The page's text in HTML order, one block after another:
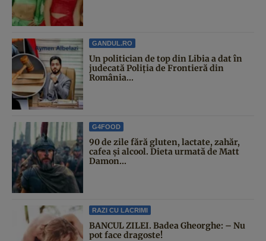
GANDUL.RO
Un politician de top din Libia a dat în
judecată Poliția de Frontieră din
România...
G4FOOD
90 de zile fără gluten, lactate, zahăr,
cafea și alcool. Dieta urmată de Matt
Damon...
RAZI CU LACRIMI
BANCUL ZILEI. Badea Gheorghe: – Nu
pot face dragoste!